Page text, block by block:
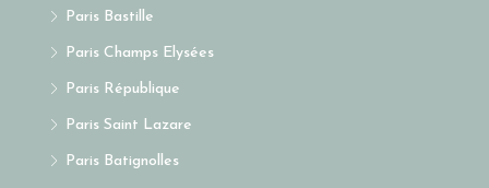
Paris Bastille
Paris Champs Elysées
Paris République
Paris Saint Lazare
Paris Batignolles